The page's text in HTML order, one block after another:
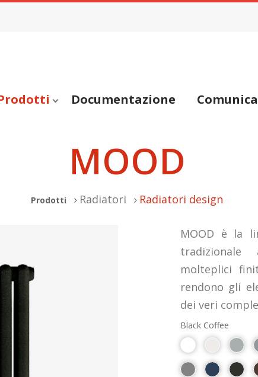
Documentazione
MOOD
Prodotti Radiatori Radiatori design
MOOD è la
tradizionale
molteplici
rendono gli
dei veri
Black Coffee